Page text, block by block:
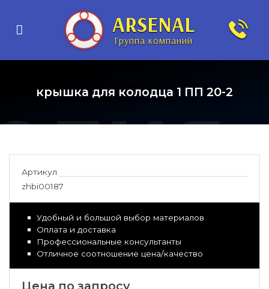
ARSENAL
Группа компаний
крышка для колодца 1 ПП 20-2
Артикул
zhbi00187
Удобный и большой выбор материалов
Оплата и доставка
Профессиональные консультанты
Отличное соотношение цена/качество
Цена по запросу